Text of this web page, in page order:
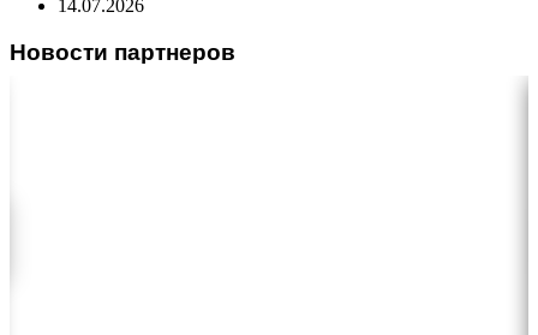
14.07.2026
Новости партнеров